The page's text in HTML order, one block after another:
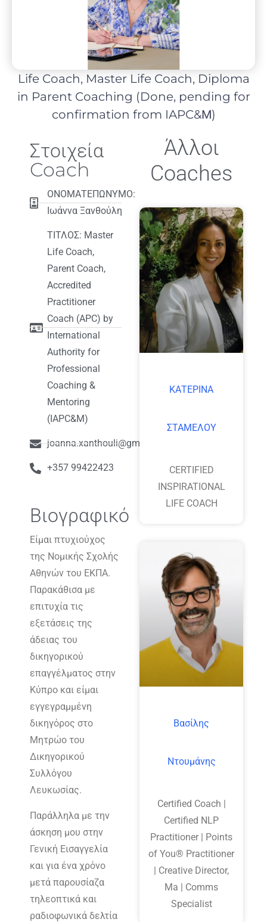
Life Coach, Master Life Coach, Diploma
in Parent Coaching (Done, pending for
confirmation from IAPC&Μ)
Στοιχεία
Coach
ΟΝΟΜΑΤΕΠΩΝΥΜΟ:
Iωάννα Ξανθούλη
ΤΙΤΛΟΣ: Master
Life Coach,
Parent Coach,
Accredited
Practitioner
Coach (APC) by
International
Authority for
Professional
Coaching &
Mentoring
(IAPC&M)
joanna.xanthouli@gmail.com
+357 99422423
Βιογραφικό
Είμαι πτυχιούχος
της Νομικής Σχολής
Αθηνών του ΕΚΠΑ.
Παρακάθισα με
επιτυχία τις
εξετάσεις της
άδειας του
δικηγορικού
επαγγέλματος στην
Κύπρο και είμαι
εγγεγραμμένη
δικηγόρος στο
Μητρώο του
Δικηγορικού
Συλλόγου
Λευκωσίας.
Παράλληλα με την
άσκηση μου στην
Γενική Εισαγγελία
και για ένα χρόνο
μετά παρουσίαζα
τηλεοπτικά και
ραδιοφωνικά δελτία
Άλλοι
Coaches
ΚΑΤΕΡΙΝΑ
ΣΤΑΜΕΛΟΥ
CERTIFIED
INSPIRATIONAL
LIFE COACH
Βασίλης
Ντουμάνης
Certified Coach |
Certified NLP
Practitioner | Points
of You® Practitioner
| Creative Director,
Ma | Comms
Specialist